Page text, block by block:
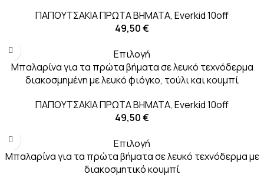
ΠΑΠΟΥΤΣΑΚΙΑ ΠΡΩΤΑ ΒΗΜΑΤΑ, Everkid 10off
49,50€
Επιλογή
Μπαλαρίνα για τα πρώτα βήματα σε λευκό τεχνόδερμα
διακοσμημένη με λευκό φιόγκο, τούλι και κουμπί
ΠΑΠΟΥΤΣΑΚΙΑ ΠΡΩΤΑ ΒΗΜΑΤΑ, Everkid 10off
49,50€
Επιλογή
Μπαλαρίνα για τα πρώτα βήματα σε λευκό τεχνόδερμα με
διακοσμητικό κουμπί